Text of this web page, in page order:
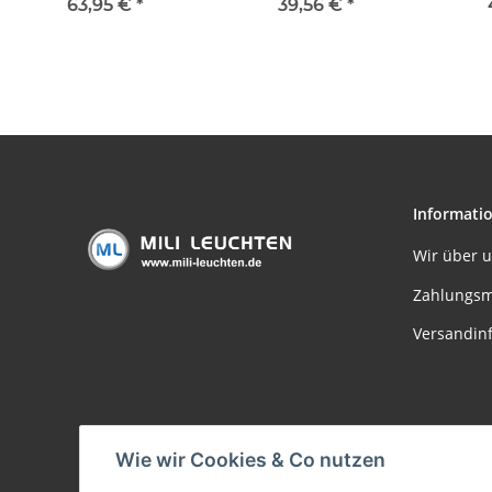
Wie wir Cookies & Co nutzen
63,95 € * 39,56 € *
Wir über